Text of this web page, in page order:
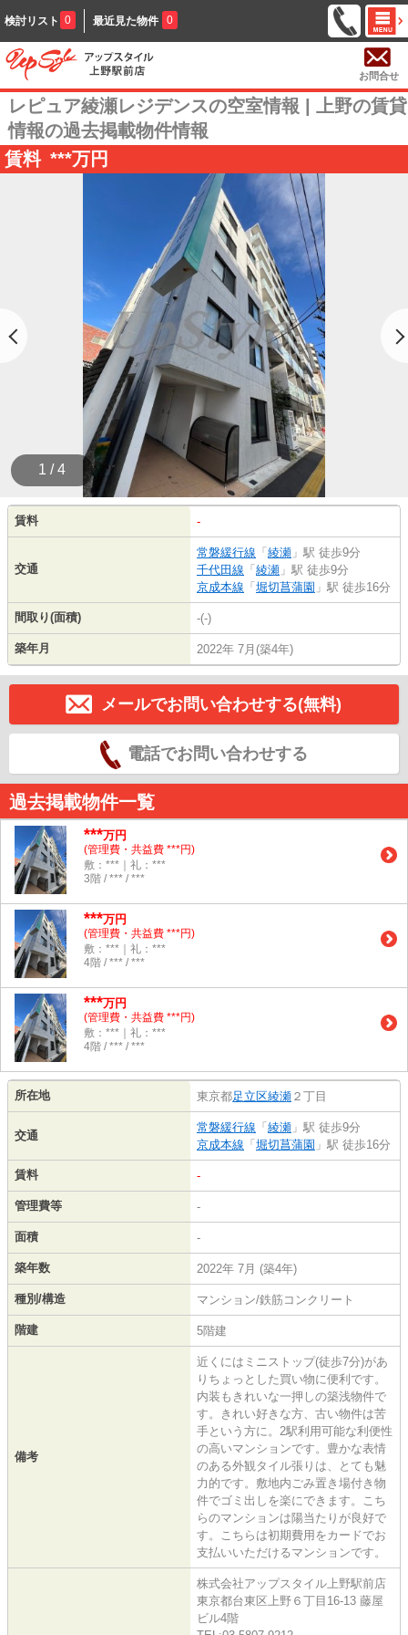
検討リスト 0 最近見た物件 0
お問合せ
レピュア綾瀬レジデンスの空室情報 | 上野の賃貸
情報の過去掲載物件情報
賃料 ***万円
1 / 4
賃料 -
交通
常磐緩行線 「 綾瀬 」駅 徒歩9分
千代田線 「 綾瀬 」駅 徒歩9分
京成本線 「 堀切菖蒲園 」駅 徒歩16分
間取り(面積) -(-)
築年月 2022年 7月(築4年)
メールでお問い合わせする(無料)
電話でお問い合わせする
過去掲載物件一覧
***万円
(管理費・共益費 ***円)
敷：***｜礼：***
3階 / *** / ***
***万円
(管理費・共益費 ***円)
敷：***｜礼：***
4階 / *** / ***
***万円
(管理費・共益費 ***円)
敷：***｜礼：***
4階 / *** / ***
所在地 東京都足立区綾瀬 ２丁目
交通
常磐緩行線 「 綾瀬 」駅 徒歩9分
京成本線 「 堀切菖蒲園 」駅 徒歩16分
賃料 -
管理費等 -
面積 -
築年数 2022年 7月 (築4年)
種別/構造 マンション/鉄筋コンクリート
階建 5階建
備考
近くにはミニストップ(徒歩7分)があ
りちょっとした買い物に便利です。
内装もきれいな一押しの築浅物件で
す。きれい好きな方、古い物件は苦
手という方に。2駅利用可能な利便性
の高いマンションです。豊かな表情
のある外観タイル張りは、とても魅
力的です。敷地内ごみ置き場付き物
件でゴミ出しを楽にできます。こち
らのマンションは陽当たりが良好で
す。こちらは初期費用をカードでお
支払いいただけるマンションです。
株式会社アップスタイル上野駅前店
東京都台東区上野６丁目16-13 藤屋
ビル4階